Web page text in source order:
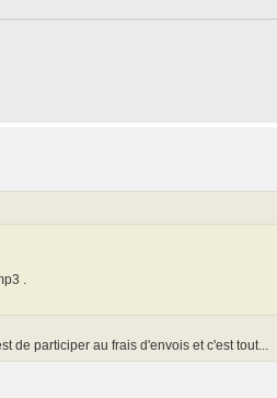
.
de participer au frais d'envois et c'est tout...